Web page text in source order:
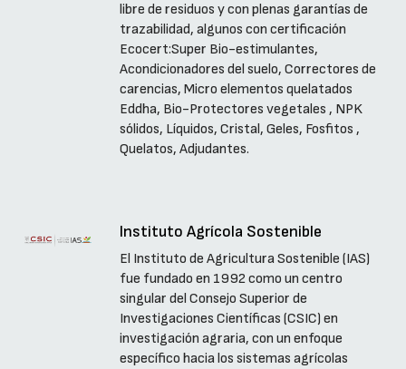
libre de residuos y con plenas garantías de
trazabilidad, algunos con certificación
Ecocert:Super Bio-estimulantes,
Acondicionadores del suelo, Correctores de
carencias, Micro elementos quelatados
Eddha, Bio-Protectores vegetales , NPK
sólidos, Líquidos, Cristal, Geles, Fosfitos ,
Quelatos, Adjudantes.
Instituto Agrícola Sostenible
El Instituto de Agricultura Sostenible (IAS)
fue fundado en 1992 como un centro
singular del Consejo Superior de
Investigaciones Científicas (CSIC) en
investigación agraria, con un enfoque
específico hacia los sistemas agrícolas